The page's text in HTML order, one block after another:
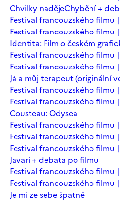
Chvilky nadějeChybění +
Festival francouzského filmu
Festival francouzského filmu
Identita: Film o českém
Festival francouzského filmu
Festival francouzského filmu
Já a můj terapeut (originální
Festival francouzského filmu |
Festival francouzského filmu |
Cousteau: Odysea
Festival francouzského filmu
Festival francouzského filmu
Festival francouzského filmu
Javari + debata po filmu
Festival francouzského filmu
Festival francouzského filmu |
Je mi ze sebe špatně